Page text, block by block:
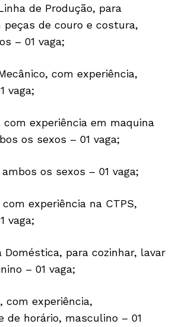
de Produção, para
de couro e costura,
– 01 vaga;
com experiência,
vaga;
com experiência em maquina
os sexos – 01 vaga;
os sexos – 01 vaga;
experiência na CTPS,
vaga;
Doméstica, para cozinhar, lavar
– 01 vaga;
com experiência,
de horário, masculino – 01